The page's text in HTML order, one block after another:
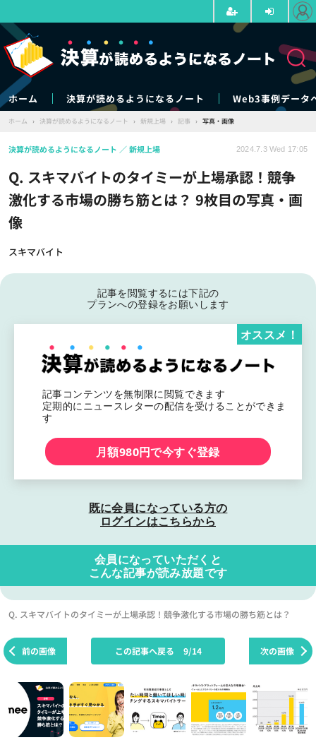
ホーム 決算が読めるようになるノート Web3事例データ
ホーム › 決算が読めるようになるノート › 新規上場 › 記事 › 写真・画像
Q. スキマバイトのタイミーが上場承認！競争
激化する市場の勝ち筋とは？ 9枚目の写真・画
像
スキマバイト
決算が読めるようになるノート 新規上場 2024.7.3 Wed 17:05
記事を閲覧するには下記の
プランへの登録をお願いします
記事コンテンツを無制限に閲覧できます
定期的にニュースレターの配信を受けることができま
す
オススメ！
月額980円で今すぐ登録
既に会員になっている方の
ログインはこちらから
会員になっていただくと
こんな記事が読み放題です
Q. スキマバイトのタイミーが上場承認！競争激化する市場の勝ち筋とは？
前の画像 次の画像
この記事へ戻る 9/14